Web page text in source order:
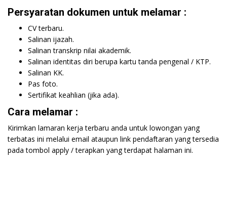
Persyaratan dokumen untuk melamar :
CV terbaru.
Salinan ijazah.
Salinan transkrip nilai akademik.
Salinan identitas diri berupa kartu tanda pengenal / KTP.
Salinan KK.
Pas foto.
Sertifikat keahlian (jika ada).
Cara melamar :
Kirimkan lamaran kerja terbaru anda untuk lowongan yang
terbatas ini melalui email ataupun link pendaftaran yang tersedia
pada tombol apply / terapkan yang terdapat halaman ini.